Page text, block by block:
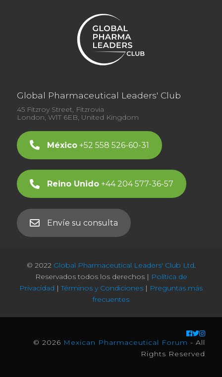
Global Pharmaceutical Leaders' Club
45 Fitzroy Street, Fitzrovia
London, W1T 6EB, United Kingdom
México +52 558 526-60-31
Reino Unido +44 204 577-36-57
Envíe su consulta
© 2022 Global Pharmaceutical Leaders' Club Ltd.
Reservados todos los derechos | Política de
Privacidad |Términos y Condiciones | Preguntas más
frecuentes
© 2026 Mexican Pharmaceutical Forum - All
Rights Reserved